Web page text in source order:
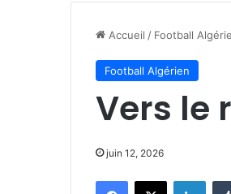
Accueil / Football
Football Algérien
Vers le
juin 12, 2026
Facebook
X